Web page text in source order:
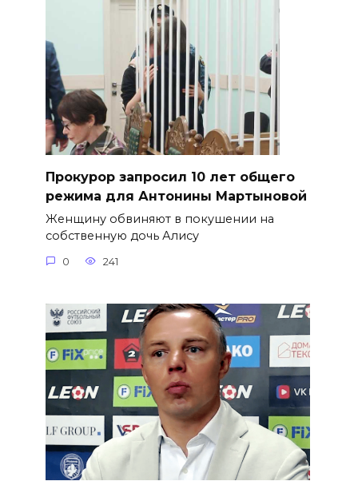
​Прокурор запросил 10 лет общего
режима для Антонины Мартыновой
Женщину обвиняют в покушении на
собственную дочь Алису
0 241